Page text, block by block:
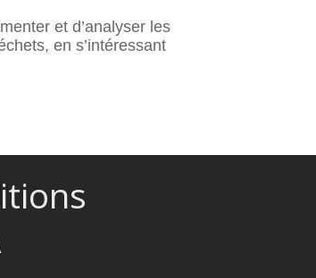
et d’analyser les
en s’intéressant